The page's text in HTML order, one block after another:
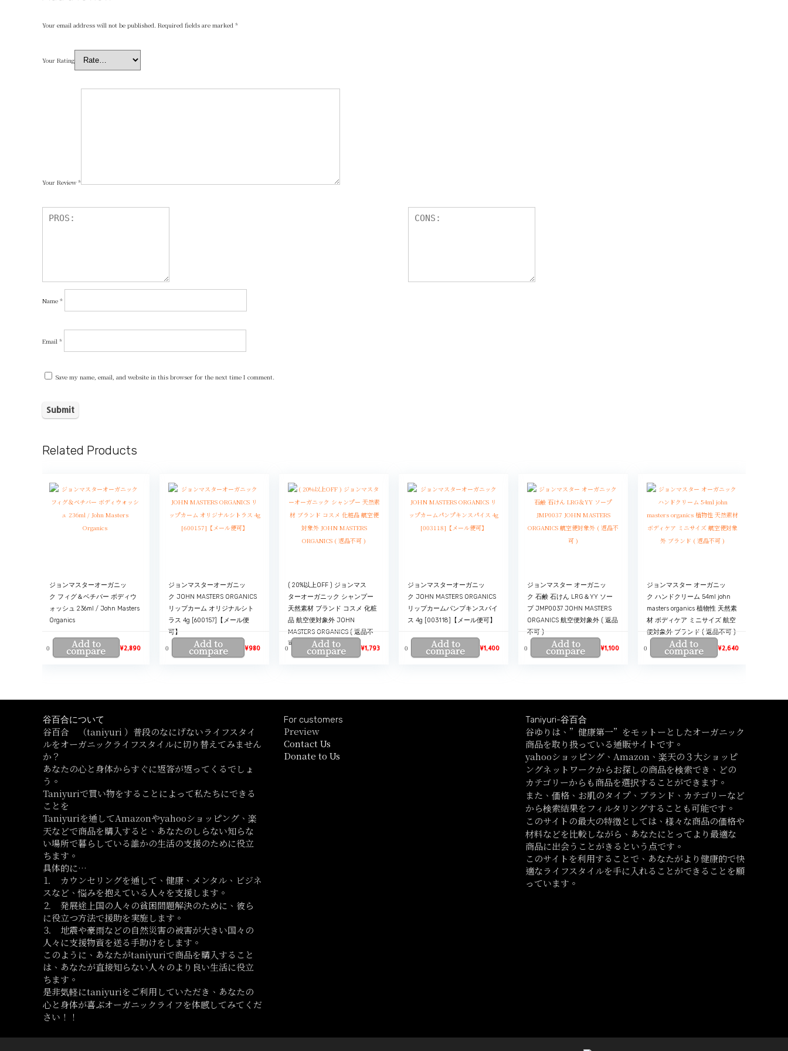
Your email address will not be published. Required fields are marked *
Your Rating
Your Review *
Name *
Email *
Save my name, email, and website in this browser for the next time I comment.
Related Products
ジョンマスターオーガニッ
ク フィグ＆ベチバー ボディウ
ォッシュ 236ml / John Masters
Organics
0 Add to
compare ¥2,890
ジョンマスターオーガニッ
ク JOHN MASTERS ORGANICS
リップカーム オリジナルシト
ラス 4g [600157]【メール便
可】
0 Add to
compare ¥980
( 20%以上OFF ) ジョンマス
ターオーガニック シャンプー
天然素材 ブランド コスメ 化粧
品 航空便対象外 JOHN
MASTERS ORGANICS ( 返品不
可 )
0 Add to
compare ¥1,793
ジョンマスターオーガニッ
ク JOHN MASTERS ORGANICS
リップカームパンプキンスパイ
ス 4g [003118]【メール便可】
0 Add to
compare ¥1,400
ジョンマスター オーガニッ
ク 石鹸 石けん LRG＆YY ソー
プ JMP0037 JOHN MASTERS
ORGANICS 航空便対象外 ( 返品
不可 )
0 Add to
compare ¥1,100
ジョンマスター オーガニッ
ク ハンドクリーム 54ml john
masters organics 植物性 天然素
材 ボディケア ミニサイズ 航空
便対象外 ブランド ( 返品不可 )
0 Add to
compare ¥2,640
谷百合について
谷百合 （taniyuri ）普段のなにげないライフスタイ
ルをオーガニックライフスタイルに切り替えてみません
か？
あなたの心と身体からすぐに返答が返ってくるでしょ
う。
Taniyuriで買い物をすることによって私たちにできる
ことを
Taniyuriを通してAmazonやyahooショッピング、楽
天などで商品を購入すると、あなたのしらない知らな
い場所で暮らしている誰かの生活の支援のために役立
ちます。
具体的に…
⒈ カウンセリングを通して、健康、メンタル、ビジネ
スなど、悩みを抱えている人々を支援します。
⒉ 発展途上国の人々の貧困問題解決のために、彼ら
に役立つ方法で援助を実施します。
⒊ 地震や豪雨などの自然災害の被害が大きい国々の
人々に支援物資を送る手助けをします。
このように、あなたがtaniyuriで商品を購入すること
は、あなたが直接知らない人々のより良い生活に役立
ちます。
是非気軽にtaniyuriをご利用していただき、あなたの
心と身体が喜ぶオーガニックライフを体感してみてくだ
さい！！
For customers
Preview
Contact Us
Donate to Us
Taniyuri-谷百合
谷ゆりは、”健康第一”をモットーとしたオーガニック
商品を取り扱っている通販サイトです。
yahooショッピング、Amazon、楽天の３大ショッピ
ングネットワークからお探しの商品を検索でき、どの
カテゴリーからも商品を選択することができます。
また、価格、お肌のタイプ、ブランド、カテゴリーなど
から検索結果をフィルタリングすることも可能です。
このサイトの最大の特徴としては、様々な商品の価格や
材料などを比較しながら、あなたにとってより最適な
商品に出会うことがきるという点です。
このサイトを利用することで、あなたがより健康的で快
適なライフスタイルを手に入れることができることを願
っています。